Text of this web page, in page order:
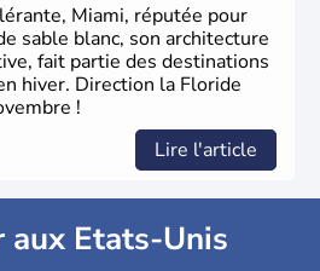
Miami, réputée pour
sable blanc, son architecture
fait partie des destinations
hiver. Direction la Floride
!
Lire l'article
aux Etats-Unis